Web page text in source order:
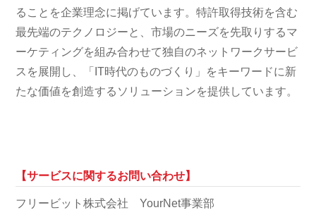
ることを企業理念に掲げています。特許取得技術を含む
最先端のテクノロジーと、市場のニーズを先取りするマ
ーケティングを組み合わせて独自のネットワークサービ
スを展開し、「IT時代のものづくり」をキーワードに新
たな価値を創造するソリューションを提供しています。
【サービスに関するお問い合わせ】
フリービット株式会社 YourNet事業部